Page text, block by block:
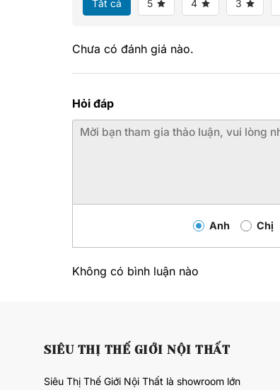
Tất cả 5 4 3
Chưa có đánh giá nào.
Hỏi đáp
Anh Chị
Không có bình luận nào
SIÊU THỊ THẾ GIỚI NỘI THẤT
Siêu Thị Thế Giới Nội Thất là showroom lớn